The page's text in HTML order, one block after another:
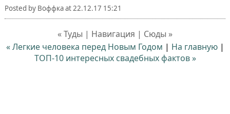
Posted by Воффкаat 22.12.17 15:21
« Туды | Навигация | Сюды »
« Легкие человека перед Новым Годом | На главную|
ТОП-10 интересных свадебных фактов »